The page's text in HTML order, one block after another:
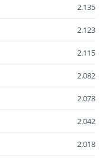
2.135
2.123
2.115
2.082
2.078
2.042
2.018